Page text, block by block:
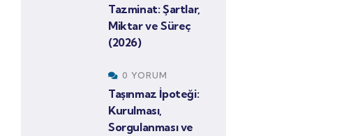
Tazminat: Şartlar,
Miktar ve Süreç
(2026)
0 YORUM
Taşınmaz İpoteği:
Kurulması,
Sorgulanması ve